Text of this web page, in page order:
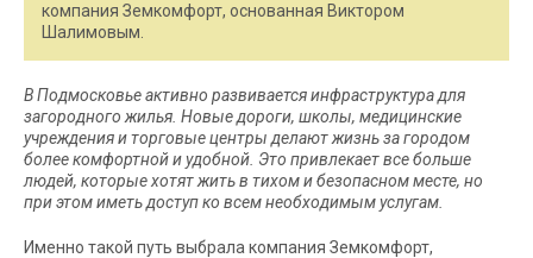
компания Земкомфорт, основанная Виктором
Шалимовым.
В Подмосковье активно развивается инфраструктура для
загородного жилья. Новые дороги, школы, медицинские
учреждения и торговые центры делают жизнь за городом
более комфортной и удобной. Это привлекает все больше
людей, которые хотят жить в тихом и безопасном месте, но
при этом иметь доступ ко всем необходимым услугам.
Именно такой путь выбрала компания Земкомфорт,